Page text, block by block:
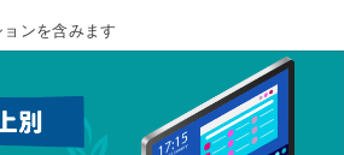
ンを含みます